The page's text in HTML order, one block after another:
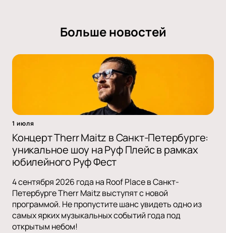
Больше новостей
1 июля
Концерт Therr Maitz в Санкт-Петербурге:
уникальное шоу на Руф Плейс в рамках
юбилейного Руф Фест
4 сентября 2026 года на Roof Place в Санкт-
Петербурге Therr Maitz выступят с новой
программой. Не пропустите шанс увидеть одно из
самых ярких музыкальных событий года под
открытым небом!